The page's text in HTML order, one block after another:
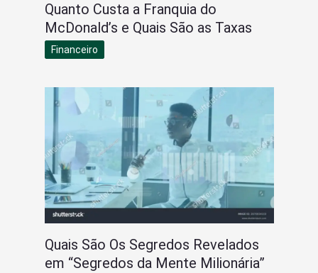
Quanto Custa a Franquia do
McDonald’s e Quais São as Taxas
Financeiro
Quais São Os Segredos Revelados
em “Segredos da Mente Milionária”